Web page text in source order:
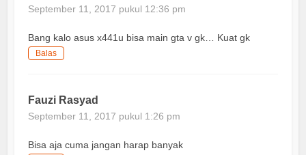
September 11, 2017 pukul 12:36 pm
Bang kalo asus x441u bisa main gta v gk… Kuat gk
Balas
Fauzi Rasyad
September 11, 2017 pukul 1:26 pm
Bisa aja cuma jangan harap banyak